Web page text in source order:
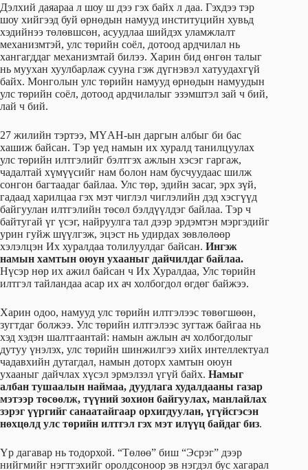
Дэлхий даяараа л шоу ш дээ гэх байх л даа. Гэхдээ тэр
шоу хийгээд буй өрнөдын намууд институцийн хувьд
хэдийнээ төлөвшсөн, асуудлаа шийдэх уламжлалт
механизмтэй, улс төрийн соёл, дотоод ардчилал нь
хангагддаг механизмтай билээ. Харин бид өнгөн талыг
нь муухан хуулбарлаж сууна гэж дүгнэвэл хатуудахгүй
байх. Монголын улс төрийн намууд өрнөдын намуудын
улс төрийн соёл, дотоод ардчилалыг эзэмштэл зай ч бий,
лай ч бий.
27 жилийн тэртээ, МҮАН-ын даргын албыг би бас
хашиж байсан. Тэр үед намын их хуралд танилцуулах
улс төрийн илтгэлийг бэлтгэх ажлын хэсэг гаргаж,
чадалтай хүмүүсийг нам болон нам бусчуудаас шилж
сонгон багтаадаг байлаа. Улс төр, эдийн засаг, эрх зүй,
гадаад харилцаа гэх мэт чиглэл чиглэлийн дэд хэсгүүд
байгуулан илтгэлийн төсөл бэлдүүлдэг байлаа. Тэр ч
байтугай үг үсэг, найруулга тал дээр эрдэмтэн мэргэдийг
урин гуйж шүүлгэж, эцэст нь удирдах зөвлөлөөр
хэлэлцэн Их хуралдаа толилуулдаг байсан. Ингэж
намын хамтын оюун ухааныг дайчилдаг байлаа.
Нүсэр нөр их ажил байсан ч Их Хуралдаа, Улс төрийн
илтгэл тайландаа асар их ач холбогдол өгдөг байжээ.
Харин одоо, намууд улс төрийн илтгэлээс төвөгшөөн,
зугтдаг болжээ. Улс төрийн илтгэлээс зугтаж байгаа нь
хэд хэдэн шалтгаантай: намын ажлын ач холбогдолыг
дутуу үнэлэх, улс төрийн шинжилгээ хийх интеллектуал
чадавхийн дутагдал, намын доторх хамтын оюун
ухааныг дайчлах хүсэл эрмэлзэл үгүй байх. Намыг
албан тушаалын наймаа, дуудлага худалдааны газар
мэтээр төсөөлж, түүний зохион байгуулах, манлайлах
зэрэг үүргийг санаатайгаар орхигдуулан, үгүйсгэсэн
нөхцөлд улс төрийн илтгэл гэх мэт илүүц байдаг биз.
Үр дагавар нь тодорхой. “Төлөө” биш “Эсрэг” дээр
нийгмийг нэгтгэхийг оролдсоноор эв нэгдэл бус хагарал